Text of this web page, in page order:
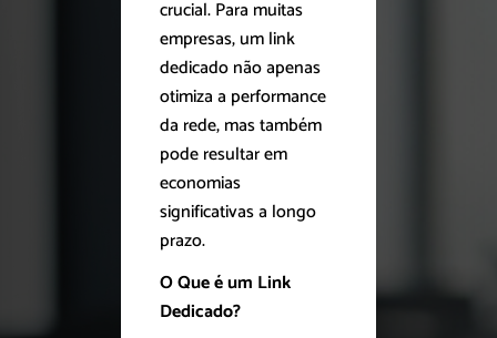
crucial. Para muitas
empresas, um link
dedicado não apenas
otimiza a performance
da rede, mas também
pode resultar em
economias
significativas a longo
prazo.
O Que é um Link
Dedicado?